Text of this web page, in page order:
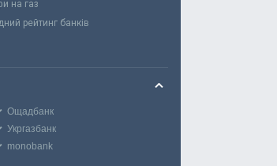
на газ
рейтинг банків
Ощадбанк
Укргазбанк
monobank